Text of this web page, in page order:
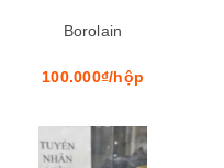
Borolain
100.000₫/hộp